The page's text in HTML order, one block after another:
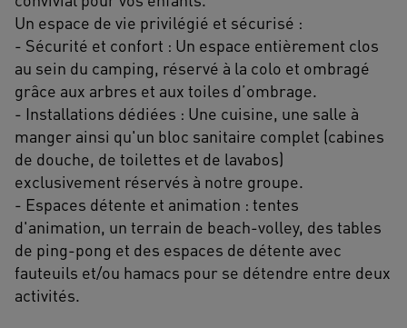
Un espace de vie privilégié et sécurisé :
- Sécurité et confort : Un espace entièrement clos
au sein du camping, réservé à la colo et ombragé
grâce aux arbres et aux toiles d’ombrage.
- Installations dédiées : Une cuisine, une salle à
manger ainsi qu'un bloc sanitaire complet (cabines
de douche, de toilettes et de lavabos)
exclusivement réservés à notre groupe.
- Espaces détente et animation : tentes
d'animation, un terrain de beach-volley, des tables
de ping-pong et des espaces de détente avec
fauteuils et/ou hamacs pour se détendre entre deux
activités.